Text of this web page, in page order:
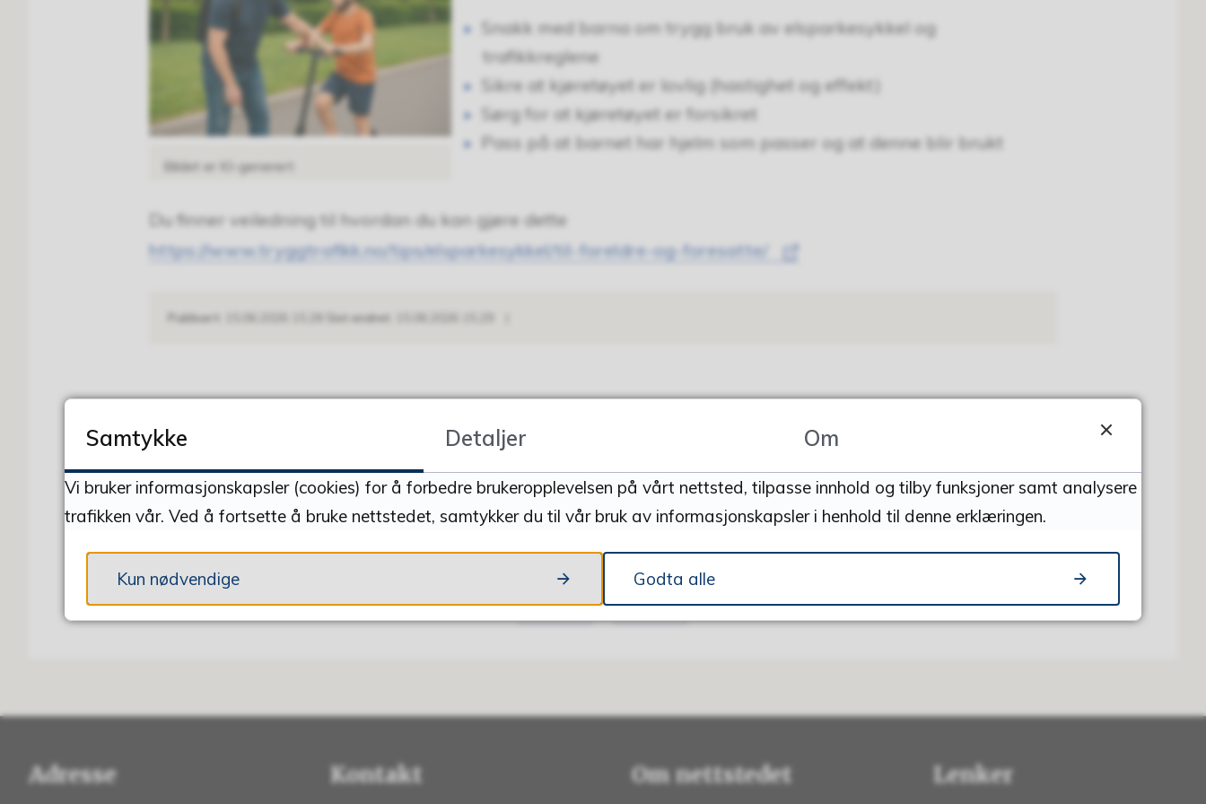
Bildet er KI-generert
Snakk med barna om trygg bruk av elsparkesykkel og
trafikkreglene
Sikre at kjøretøyet er lovlig (hastighet og effekt)
Sørg for at kjøretøyet er forsikret
Pass på at barnet har hjelm som passer og at denne blir brukt
Du finner veiledning til hvordan du kan gjøre dette
https://www.tryggtrafikk.no/tips/elsparkesykkel/til-foreldre-og-foresatte/
Publisert Sist endret
DEL MED ANDRE
Fant du det du lette etter?
Ja Nei
Adresse Kontakt Om nettstedet Lenker
Samtykke Detaljer Om
Vi bruker informasjonskapsler (cookies) for å forbedre brukeropplevelsen på vårt nettsted, tilpasse innhold og tilby funksjoner samt analysere
trafikken vår. Ved å fortsette å bruke nettstedet, samtykker du til vår bruk av informasjonskapsler i henhold til denne erklæringen.
Kun nødvendige Godta alle